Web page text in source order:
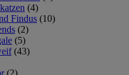
(4)
Findus (10)
(2)
(5)
(43)
(2)